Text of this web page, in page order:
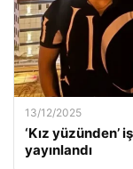
13/12/2025
‘Kız
yayınlandı